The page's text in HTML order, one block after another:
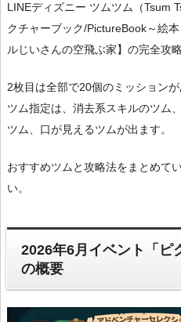
LINEディズニー ツムツム（Tsum
クチャーブック/PictureBook～絵
ルじいさんの空飛ぶ家】の完全攻
2枚目は全部で20個のミッションが
ツム指定は、消去系スキルのツム
ツム、口が見えるツムが出ます。
おすすめツムと攻略法をまとめて
い。
2026年6月イベント「ピ
の概要